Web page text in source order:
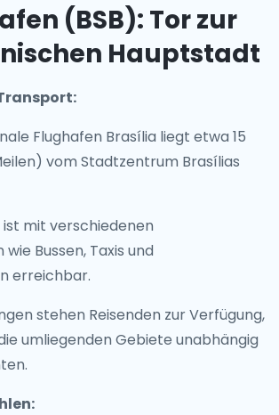
(BSB): Tor zur
Hauptstadt
Flughafen Brasília liegt etwa 15
vom Stadtzentrum Brasílias
mit verschiedenen
Bussen, Taxis und
erreichbar.
stehen Reisenden zur Verfügung,
umliegenden Gebiete unabhängig